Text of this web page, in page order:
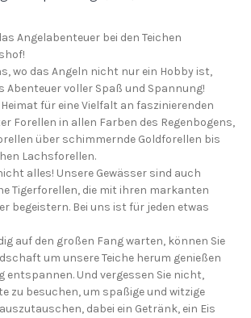
Angelabenteuer bei den Teichen
wo das Angeln nicht nur ein Hobby ist,
Abenteuer voller Spaß und Spannung!
für eine Vielfalt an faszinierenden
Forellen in allen Farben des Regenbogens,
über schimmernde Goldforellen bis
Lachsforellen.
alles! Unsere Gewässer sind auch
Tigerforellen, die mit ihren markanten
begeistern. Bei uns ist für jeden etwas
auf den großen Fang warten, können Sie
um unsere Teiche herum genießen
entspannen. Und vergessen Sie nicht,
zu besuchen, um spaßige und witzige
dabei ein Getränk, ein Eis